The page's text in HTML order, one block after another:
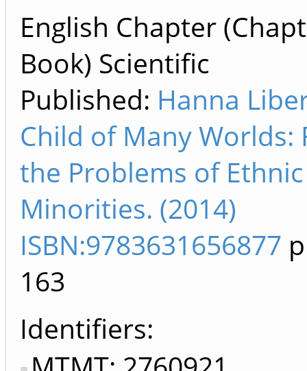
English Chapter
Book) Scientific
Published: Hanna
Child of Many Worlds:
the Problems of Ethnic
Minorities. (2014)
ISBN:9783631656877
163
Identifiers